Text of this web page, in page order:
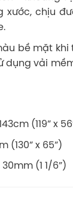
xước, chịu
bề mặt
dụng vải
(119” x
(130” x 65”)
(1 1/6”)